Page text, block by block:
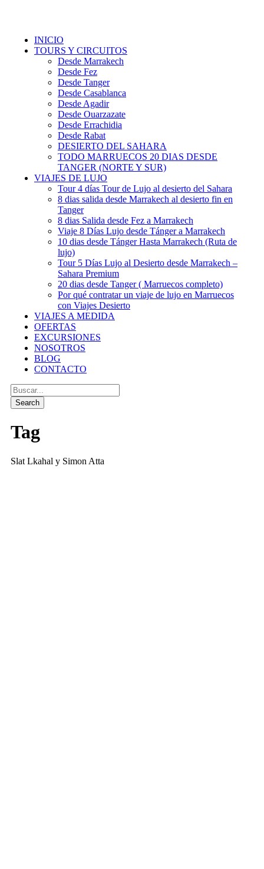
INICIO
TOURS Y CIRCUITOS
Desde Marrakech
Desde Fez
Desde Tanger
Desde Casablanca
Desde Agadir
Desde Ouarzazate
Desde Errachidia
Desde Rabat
DESIERTO DEL SAHARA
TODO MARRUECOS 20 DIAS DESDE
TANGER (NORTE Y SUR)
VIAJES DE LUJO
Tour 4 días Tour de Lujo al desierto del Sahara
8 dias salida desde Marrakech al desierto fin en
Tanger
8 dias Salida desde Fez a Marrakech
Viaje 8 Días Lujo desde Tánger a Marrakech
10 dias desde Tánger Hasta Marrakech (Ruta de
lujo)
Tour 5 Días Lujo al Desierto desde Marrakech –
Sahara Premium
20 dias desde Tanger ( Marruecos completo)
Por qué contratar un viaje de lujo en Marruecos
con Viajes Desierto
VIAJES A MEDIDA
OFERTAS
EXCURSIONES
NOSOTROS
BLOG
CONTACTO
Tag
Slat Lkahal y Simon Atta